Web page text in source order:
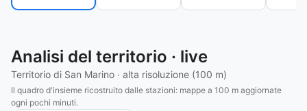
Analisi del territorio · live
Territorio di San Marino · alta risoluzione (100 m)
Il quadro d'insieme ricostruito dalle stazioni: mappe a 100 m aggiornate
ogni pochi minuti.